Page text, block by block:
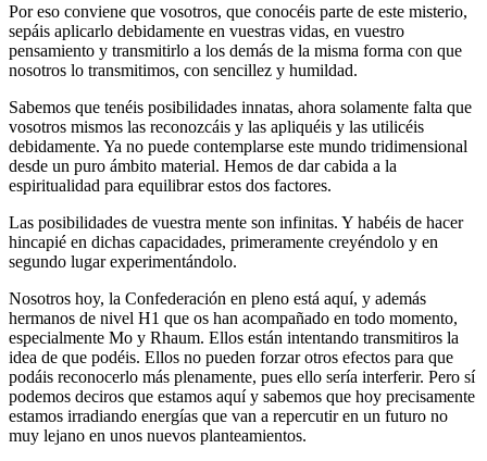
Por eso conviene que vosotros, que conocéis parte de este misterio,
sepáis aplicarlo debidamente en vuestras vidas, en vuestro
pensamiento y transmitirlo a los demás de la misma forma con que
nosotros lo transmitimos, con sencillez y humildad.
Sabemos que tenéis posibilidades innatas, ahora solamente falta que
vosotros mismos las reconozcáis y las apliquéis y las utilicéis
debidamente. Ya no puede contemplarse este mundo tridimensional
desde un puro ámbito material. Hemos de dar cabida a la
espiritualidad para equilibrar estos dos factores.
Las posibilidades de vuestra mente son infinitas. Y habéis de hacer
hincapié en dichas capacidades, primeramente creyéndolo y en
segundo lugar experimentándolo.
Nosotros hoy, la Confederación en pleno está aquí, y además
hermanos de nivel H1 que os han acompañado en todo momento,
especialmente Mo y Rhaum. Ellos están intentando transmitiros la
idea de que podéis. Ellos no pueden forzar otros efectos para que
podáis reconocerlo más plenamente, pues ello sería interferir. Pero sí
podemos deciros que estamos aquí y sabemos que hoy precisamente
estamos irradiando energías que van a repercutir en un futuro no
muy lejano en unos nuevos planteamientos.